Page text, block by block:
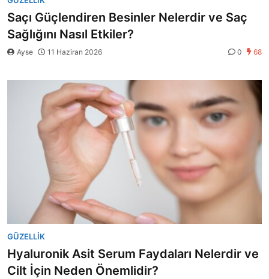
Saçı Güçlendiren Besinler Nelerdir ve Saç
Sağlığını Nasıl Etkiler?
Ayse 11 Haziran 2026 0 68
GÜZELLIK
Hyaluronik Asit Serum Faydaları Nelerdir ve
Cilt İçin Neden Önemlidir?